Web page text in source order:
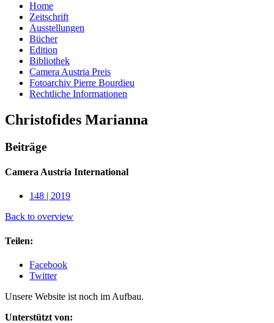
Home
Zeitschrift
Ausstellungen
Bücher
Edition
Bibliothek
Camera Austria Preis
Fotoarchiv Pierre Bourdieu
Rechtliche Informationen
Christofides Marianna
Beiträge
Camera Austria International
148 | 2019
Back to overview
Teilen:
Facebook
Twitter
Unsere Website ist noch im Aufbau.
Unterstützt von: